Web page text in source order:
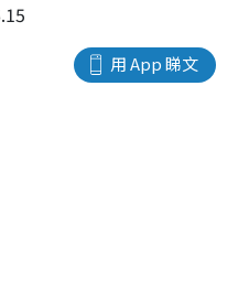
用 App 睇文